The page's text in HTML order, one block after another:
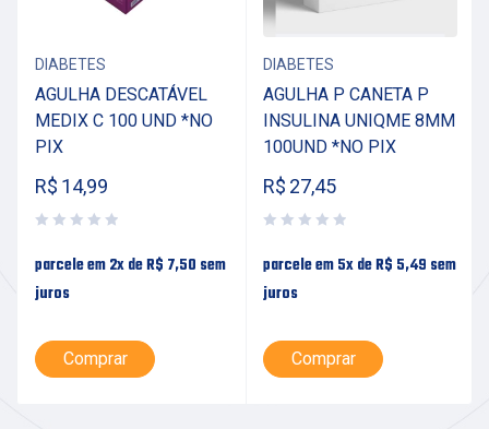
DIABETES
AGULHA DESCATÁVEL
MEDIX C 100 UND *NO
PIX
R$ 14,99
parcele em 2x deR$ 7,50 sem
juros
Comprar
DIABETES
AGULHA P CANETA P
INSULINA UNIQME 8MM
100UND *NO PIX
R$ 27,45
parcele em 5x deR$ 5,49 sem
juros
Comprar